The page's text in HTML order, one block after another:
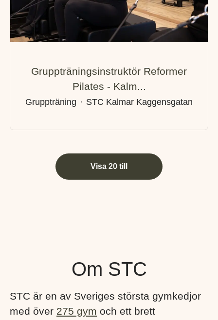
Gruppträningsinstruktör Reformer
Pilates - Kalm...
Gruppträning · STC Kalmar Kaggensgatan
Visa 20 till
Om STC
STC är en av Sveriges största gymkedjor
med över 275 gym och ett brett